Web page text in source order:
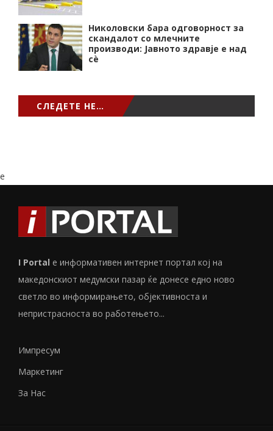
Николовски бара одговорност за
скандалот со млечните
производи: Јавното здравје е над
сѐ
СЛЕДЕТЕ НЕ…
e
I Portal е информативен интернет портал кој на
македонскиот медумски пазар ќе донесе едно ново
светло во информирањето, објективноста и
непристрасноста во работењето...
Импресум
Маркетинг
За Нас